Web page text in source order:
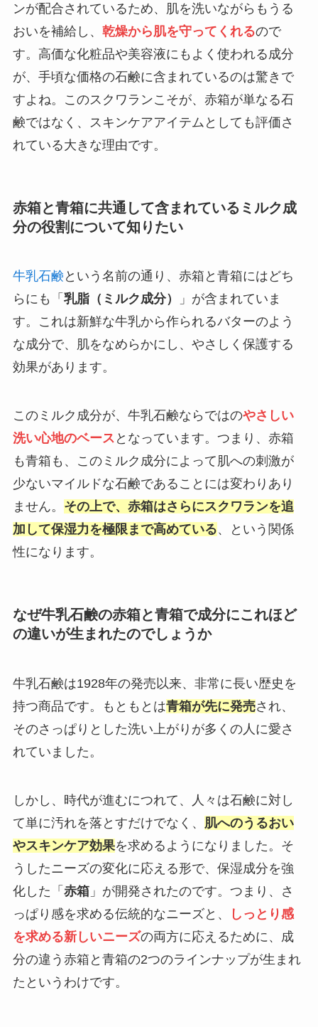
ンが配合されているため、肌を洗いながらもうる
おいを補給し、 乾燥から肌を守ってくれるので
す。高価な化粧品や美容液にもよく使われる成分
が、手頃な価格の石鹸に含まれているのは驚きで
すよね。このスクワランこそが、赤箱が単なる石
鹸ではなく、スキンケアアイテムとしても評価さ
れている大きな理由です。
赤箱と青箱に共通して含まれているミルク成
分の役割について知りたい
牛乳石鹸 という名前の通り、赤箱と青箱にはどち
らにも「 乳脂（ミルク成分）
」が含まれていま
す。これは新鮮な牛乳から作られるバターのよう
な成分で、肌をなめらかにし、やさしく保護する
効果があります。
このミルク成分が、牛乳石鹸ならではのやさしい
洗い心地のベース となっています。つまり、赤箱
も青箱も、このミルク成分によって肌への刺激が
少ないマイルドな石鹸であることには変わりあり
ません。 その上で、赤箱はさらにスクワランを追
加して保湿力を極限まで高めている、という関係
性になります。
なぜ牛乳石鹸の赤箱と青箱で成分にこれほど
の違いが生まれたのでしょうか
牛乳石鹸は1928年の発売以来、非常に長い歴史を
持つ商品です。もともとは青箱が先に発売され、
そのさっぱりとした洗い上がりが多くの人に愛さ
れていました。
しかし、時代が進むにつれて、人々は石鹸に対し
て単に汚れを落とすだけでなく、
肌へのうるおい
やスキンケア効果を求めるようになりました。そ
うしたニーズの変化に応える形で、保湿成分を強
化した「 赤箱」が開発されたのです。つまり、さ
っぱり感を求める伝統的なニーズと、
しっとり感
を求める新しいニーズの両方に応えるために、成
分の違う赤箱と青箱の2つのラインナップが生まれ
たというわけです。